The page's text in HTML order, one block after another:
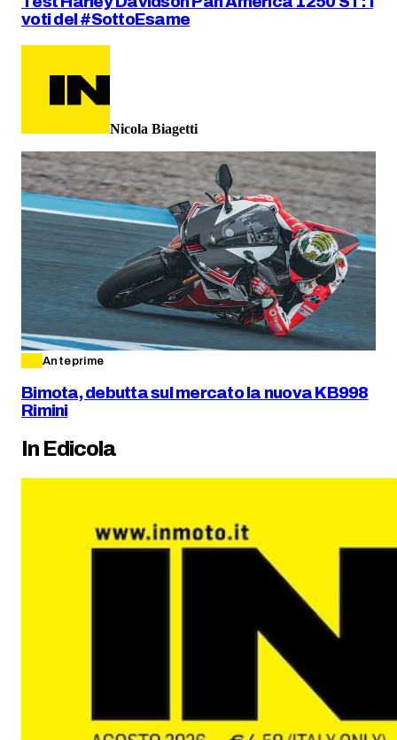
voti del #SottoEsame
Nicola Biagetti
Anteprime
Bimota, debutta sul mercato la nuova KB998
Rimini
In Edicola